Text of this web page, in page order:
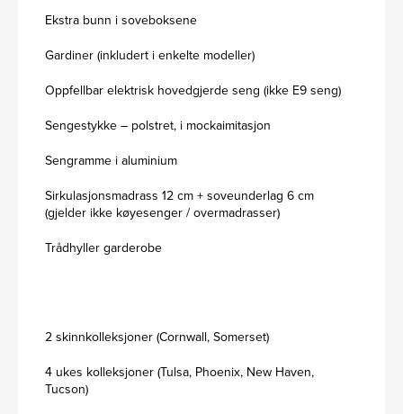
Ekstra bunn i soveboksene
Gardiner (inkludert i enkelte modeller)
Oppfellbar elektrisk hovedgjerde seng (ikke E9 seng)
Sengestykke – polstret, i mockaimitasjon
Sengramme i aluminium
Sirkulasjonsmadrass 12 cm + soveunderlag 6 cm
(gjelder ikke køyesenger / overmadrasser)
Trådhyller garderobe
2 skinnkolleksjoner (Cornwall, Somerset)
4 ukes kolleksjoner (Tulsa, Phoenix, New Haven,
Tucson)